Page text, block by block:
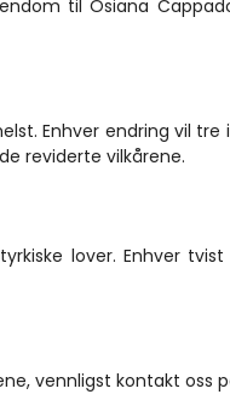
til Osiana
Enhver endring vil
reviderte vilkårene.
lover. Enhver
vennligst kontakt oss